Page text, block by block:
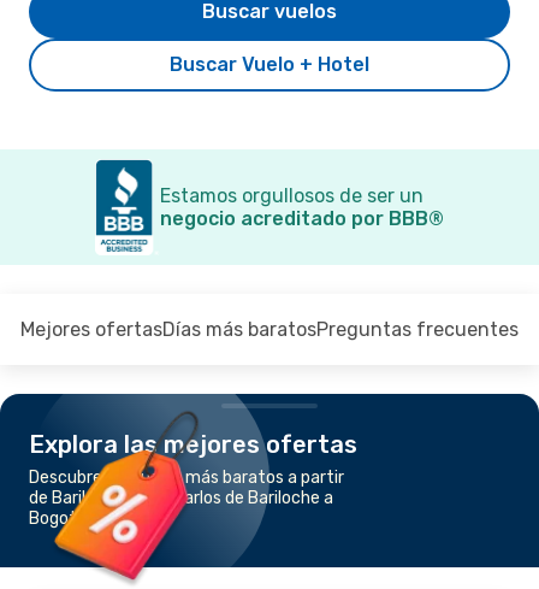
Buscar Vuelo + Hotel
Buscar vuelos
Estamos orgullosos de ser un
negocio acreditado por BBB®
Mejores ofertasDías más baratosPreguntas frecuentes
Explora las mejores ofertas
Descubre los vuelos más baratos a partir
de Bariloche - San Carlos de Bariloche a
Bogotá